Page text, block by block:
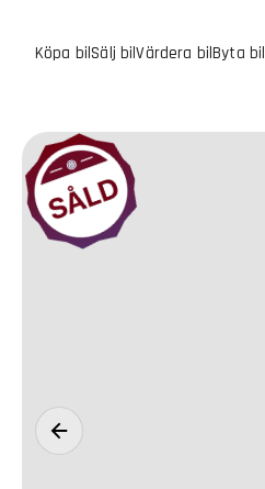
Köpa bilSälj bilVärdera bilByta bil